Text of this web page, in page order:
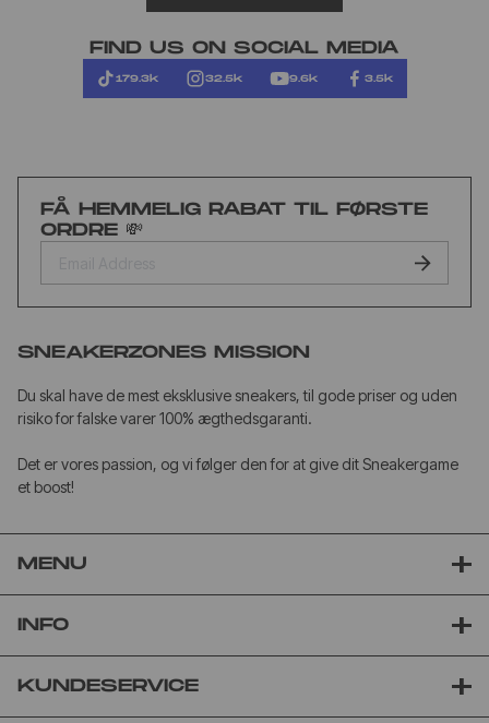
FIND US ON SOCIAL MEDIA
179.3k 32.5k 9.6k 3.5k
FÅ HEMMELIG RABAT TIL FØRSTE
ORDRE 💸
SNEAKERZONES MISSION
Du skal have de mest eksklusive sneakers, til gode priser og uden
risiko for falske varer 100% ægthedsgaranti.
Det er vores passion, og vi følger den for at give dit Sneakergame
et boost!
MENU
INFO
KUNDESERVICE